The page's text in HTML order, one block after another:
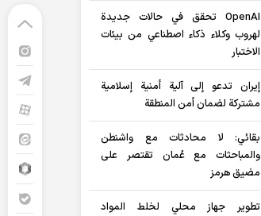
OpenAI تحقق في حالات جديدة
لهروب وكلاء ذكاء اصطناعي من بيئات
الاختبار
إيران تدعو إلى آلية أمنية إسلامية
مشتركة لضمان أمن المنطقة
بقائي: لا محادثات مع واشنطن
والمباحثات مع عُمان تقتصر على
مضيق هرمز
تطوير جهاز محلي لخلط المواد